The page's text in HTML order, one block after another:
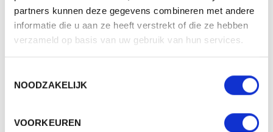
partners kunnen deze gegevens combineren met andere
informatie die u aan ze heeft verstrekt of die ze hebben
verzameld op basis van uw gebruik van hun services.
NOODZAKELIJK
VOORKEUREN
Mogelijke bewerkingen
Transferdrukprint, Pad
Printing